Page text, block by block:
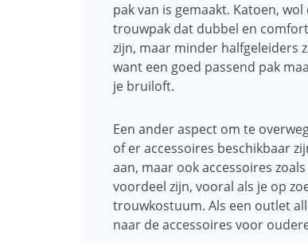
pak van is gemaakt. Katoen,
trouwpak dat dubbel en
zijn, maar minder halfgeleiders
want een goed passend pak
je bruiloft.
Een ander aspect om te
of er accessoires beschikbaar
aan, maar ook accessoires
voordeel zijn, vooral als je op
trouwkostuum. Als een outlet
naar de accessoires voor